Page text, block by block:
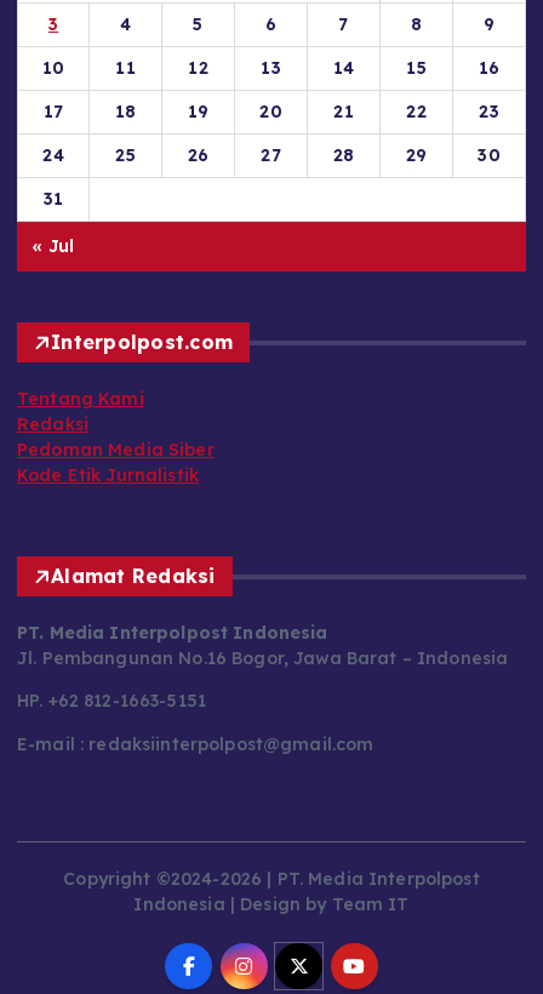
3
4 5 6 7 8
9
10
11 12 13 14 15
16
17
18 19 20 21 22
23
24
25 26 27 28 29
30
31
« Jul
Interpolpost.com
Tentang Kami
Redaksi
Pedoman Media Siber
Kode Etik Jurnalistik
Alamat Redaksi
PT. Media Interpolpost Indonesia
Jl. Pembangunan No.16 Bogor, Jawa Barat – Indonesia
HP. +62 812-1663-5151
E-mail : redaksiinterpolpost@gmail.com
Copyright ©2024-2026 | PT. Media Interpolpost
Indonesia | Design by Team IT